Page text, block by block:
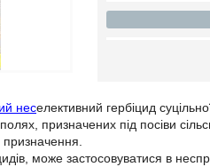
неселективний гербіцид
призначених під посіви
призначення.
може застосовуватися в